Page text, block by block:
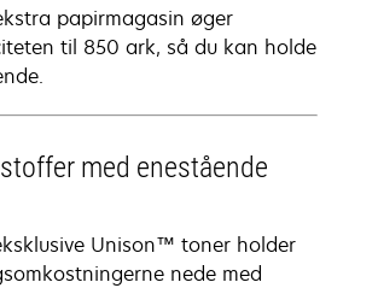
papirmagasin øger
til 850 ark, så du kan holde
med enestående
Unison™ toner holder
nede med